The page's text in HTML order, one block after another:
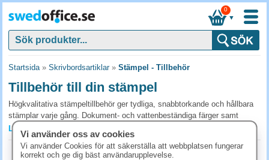
▼
0
Startsida» Skrivbordsartiklar» Stämpel - Tillbehör
Tillbehör till din stämpel
Högkvalitativa stämpeltillbehör ger tydliga, snabbtorkande och hållbara
stämplar varje gång. Dokument- och vattenbeständiga färger samt
produkter anpassade för myndigheter, arkiv och sekretess gör dem
perfekta för professionellt bruk. Enkla utbytbara dynor och kassetter från
välkända märken - köp nu för säkra och långvariga resultat.
Läs mer »
Stämpeldyna Artline 70x50mm svart
Vi använder oss av cookies
Vi använder Cookies för att säkerställa att webbplatsen fungerar
korrekt och ge dig bäst användarupplevelse.